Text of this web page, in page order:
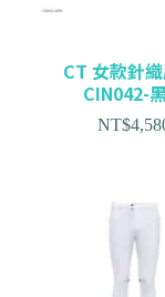
CT 女款針
CIN042-
NT$